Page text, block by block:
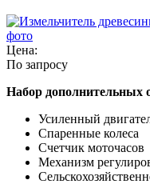
Цена:
По запросу
Набор дополнительных
Усиленный
Спаренные колеса
Счетчик моточасов
Механизм